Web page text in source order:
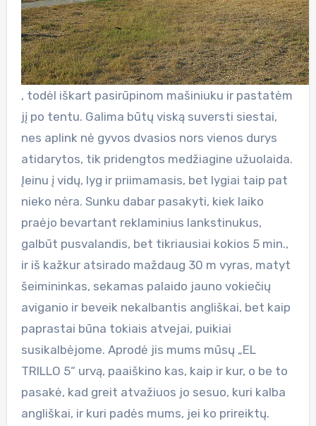
, todėl iškart pasirūpinom mašiniuku ir pastatėm
jį po tentu. Galima būtų viską suversti siestai,
nes aplink nė gyvos dvasios nors vienos durys
atidarytos, tik pridengtos medžiagine užuolaida.
Įeinu į vidų, lyg ir priimamasis, bet lygiai taip pat
nieko nėra. Sunku dabar pasakyti, kiek laiko
praėjo bevartant reklaminius lankstinukus,
galbūt pusvalandis, bet tikriausiai kokios 5 min.,
ir iš kažkur atsirado maždaug 30 m vyras, matyt
šeimininkas, sekamas palaido jauno vokiečių
aviganio ir beveik nekalbantis angliškai, bet kaip
paprastai būna tokiais atvejai, puikiai
susikalbėjome. Aprodė jis mums mūsų „EL
TRILLO 5“ urvą, paaiškino kas, kaip ir kur, o be to
pasakė, kad greit atvažiuos jo sesuo, kuri kalba
angliškai, ir kuri padės mums, jei ko prireiktų.